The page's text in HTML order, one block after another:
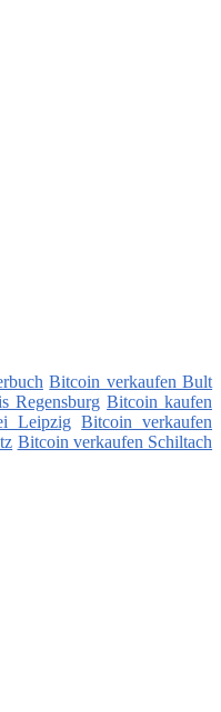
Bitcoin verkaufen Bult
Regensburg Bitcoin kaufen
Leipzig Bitcoin verkaufen
Bitcoin verkaufen Schiltach